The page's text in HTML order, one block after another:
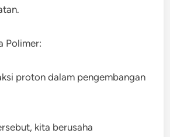
Polimer:
proton dalam pengembangan
kita berusaha